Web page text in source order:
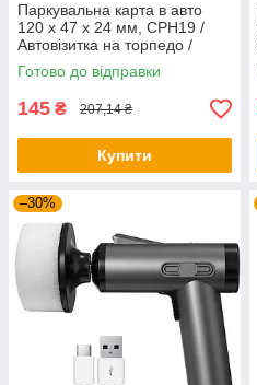
Паркувальна карта в авто
120 х 47 х 24 мм, CPH19 /
Автовізитка на торпедо /
Номер телефону на панель
Готово до відправки
145 ₴ 207,14 ₴
Купити
–30%